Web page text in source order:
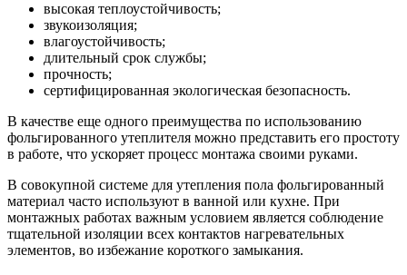
высокая теплоустойчивость;
звукоизоляция;
влагоустойчивость;
длительный срок службы;
прочность;
сертифицированная экологическая безопасность.
В качестве еще одного преимущества по использованию
фольгированного утеплителя можно представить его простоту
в работе, что ускоряет процесс монтажа своими руками.
В совокупной системе для утепления пола фольгированный
материал часто используют в ванной или кухне. При
монтажных работах важным условием является соблюдение
тщательной изоляции всех контактов нагревательных
элементов, во избежание короткого замыкания.